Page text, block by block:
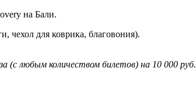
на Бали.
чехол для коврика, благовония).
(с любым количеством билетов) на 10 000 руб.